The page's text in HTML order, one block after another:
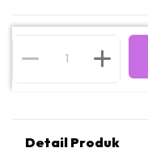
Detail Produk